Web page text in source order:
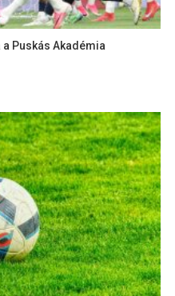
Puskás Akadémia